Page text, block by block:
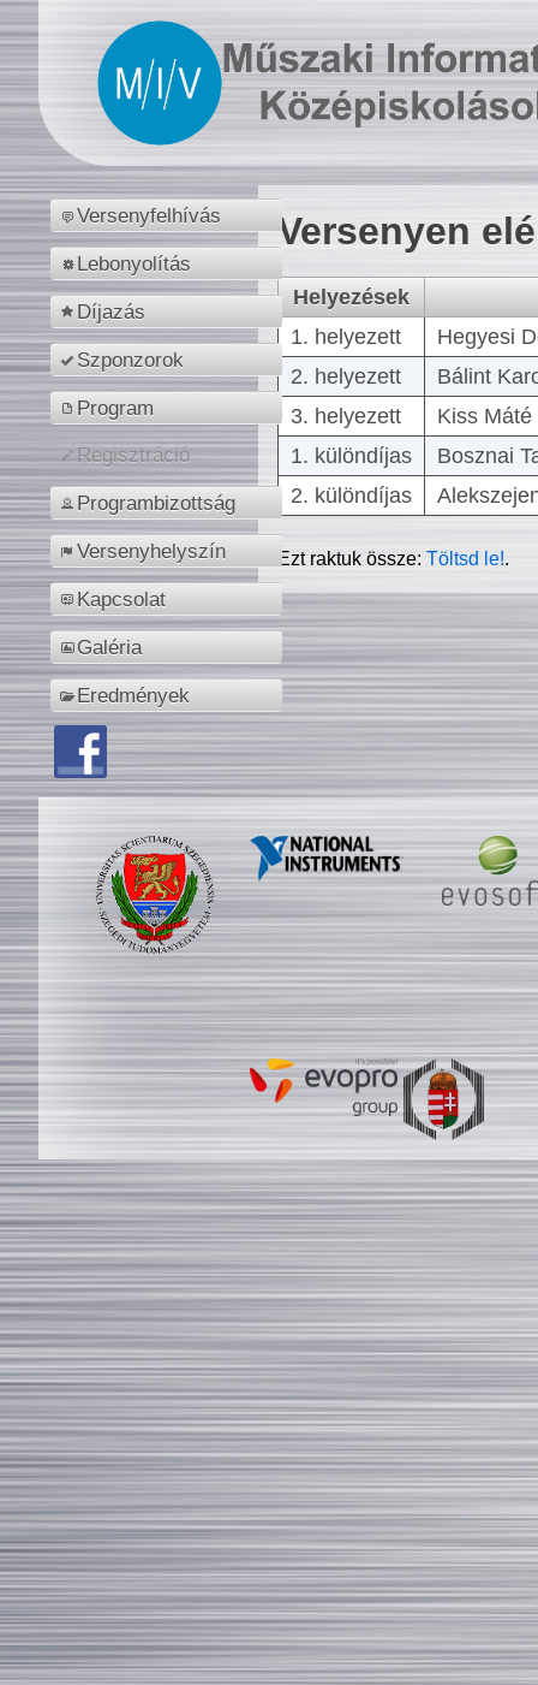
Versenyfelhívás
Lebonyolítás
Díjazás
Szponzorok
Program
Regisztráció
Programbizottság
Versenyhelyszín
Kapcsolat
Galéria
Eredmények
Versenyen
Helyezések
1. helyezett
Hegyesi
2. helyezett
Bálint
3. helyezett
Kiss
1. különdíjas
Bosznai
2. különdíjas
Ezt raktuk össze:Töltsd le!.